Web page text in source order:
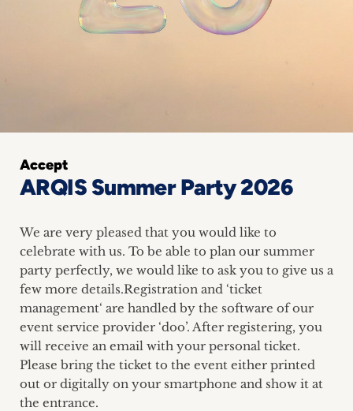
Events
Blog
Podcasts
+
Team
Philosophy
Accept
ARQIS Summer Party 2026
We are very pleased that you would like to
celebrate with us. To be able to plan our summer
party perfectly, we would like to ask you to give us a
few more details.Registration and ‘ticket
management‘ are handled by the software of our
event service provider ‘doo’. After registering, you
will receive an email with your personal ticket.
Please bring the ticket to the event either printed
out or digitally on your smartphone and show it at
the entrance.